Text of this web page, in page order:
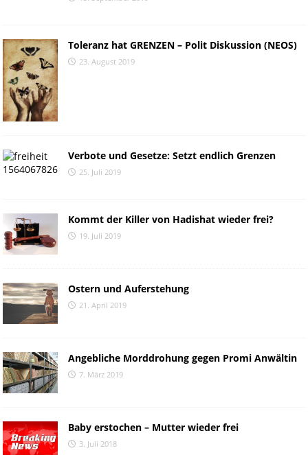
Toleranz hat GRENZEN – Polit Diskussion (NEOS)
23. August 2019
Verbote und Gesetze: Setzt endlich Grenzen
25. Juli 2019
Kommt der Killer von Hadishat wieder frei?
19. Juli 2019
Ostern und Auferstehung
21. April 2019
Angebliche Morddrohung gegen Promi Anwältin
7. März 2019
Baby erstochen – Mutter wieder frei
3. Juli 2018